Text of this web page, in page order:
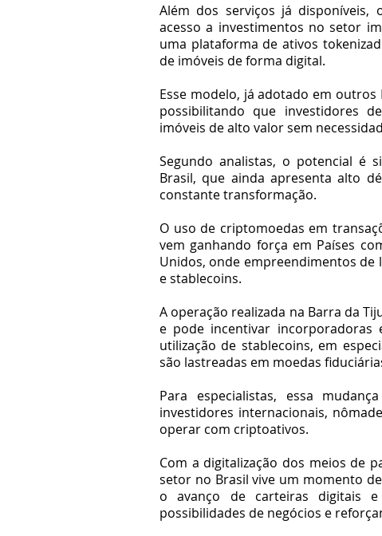
Além dos serviços já disponíveis,
acesso a investimentos no setor
uma plataforma de ativos
de imóveis de forma digital.
Esse modelo, já adotado em
possibilitando que investidores
imóveis de alto valor sem
Segundo analistas, o potencial é
Brasil, que ainda apresenta alto
constante transformação.
O uso de criptomoedas em
vem ganhando força em Países
Unidos, onde empreendimentos de
e stablecoins.
A operação realizada na Barra da
e pode incentivar incorporadoras
utilização de stablecoins, em
são lastreadas em moedas
Para especialistas, essa
investidores internacionais,
operar com criptoativos.
Com a digitalização dos meios de
setor no Brasil vive um momento
o avanço de carteiras digitais
possibilidades de negócios e